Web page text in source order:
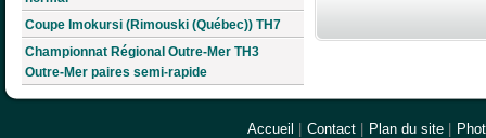
Coupe Imokursi (Rimouski (Québec)) TH7
Championnat Régional Outre-Mer TH3
Outre-Mer paires semi-rapide
Accueil | Contact | Plan du site |